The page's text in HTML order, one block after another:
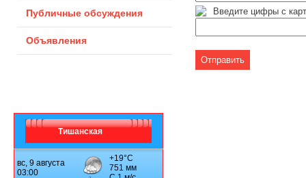
Публичные обсуждения
Объявления
Тишанская
Введите цифры с